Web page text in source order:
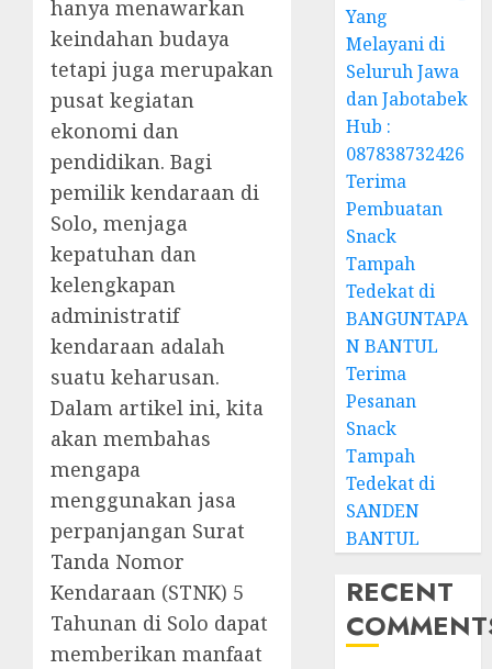
hanya menawarkan
keindahan budaya
tetapi juga merupakan
pusat kegiatan
ekonomi dan
pendidikan. Bagi
pemilik kendaraan di
Solo, menjaga
kepatuhan dan
kelengkapan
administratif
kendaraan adalah
suatu keharusan.
Dalam artikel ini, kita
akan membahas
mengapa
menggunakan jasa
perpanjangan Surat
Tanda Nomor
Kendaraan (STNK) 5
Tahunan di Solo dapat
memberikan manfaat
Yang
Melayani di
Seluruh Jawa
dan Jabotabek
Hub :
087838732426
Terima
Pembuatan
Snack
Tampah
Tedekat di
BANGUNTAPA
N BANTUL
Terima
Pesanan
Snack
Tampah
Tedekat di
SANDEN
BANTUL
RECENT